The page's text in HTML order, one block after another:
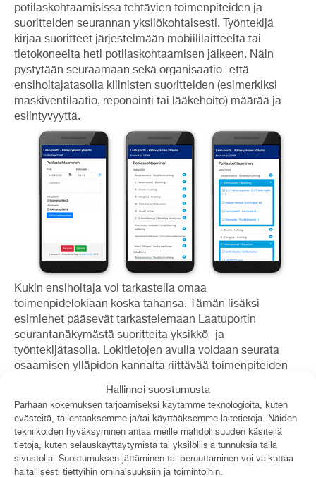
Hallinnoi suostumusta
Parhaan kokemuksen tarjoamiseksi käytämme teknologioita, kuten
evästeitä, tallentaaksemme ja/tai käyttääksemme laitetietoja. Näiden
tekniikoiden hyväksyminen antaa meille mahdollisuuden käsitellä
tietoja, kuten selauskäyttäytymistä tai yksilöllisiä tunnuksia tällä
sivustolla. Suostumuksen jättäminen tai peruuttaminen voi vaikuttaa
haitallisesti tiettyihin ominaisuuksiin ja toimintoihin.
potilaskohtaamisissa tehtävien toimenpiteiden ja
suoritteiden seurannan yksilökohtaisesti. Työntekijä
kirjaa suoritteet järjestelmään mobiililaitteelta tai
tietokoneelta heti potilaskohtaamisen jälkeen. Näin
pystytään seuraamaan sekä organisaatio- että
ensihoitajatasolla kliinisten suoritteiden (esimerkiksi
maskiventilaatio, reponointi tai lääkehoito) määrää ja
esiintyvyyttä.
Kukin ensihoitaja voi tarkastella omaa
toimenpidelokiaan koska tahansa. Tämän lisäksi
esimiehet pääsevät tarkastelemaan Laatuportin
seurantanäkymästä suoritteita yksikkö- ja
työntekijätasolla. Lokitietojen avulla voidaan seurata
osaamisen ylläpidon kannalta riittävää toimenpiteiden
Laatuportin automaattinen seuranta nostaa esiin
kertauskoulutustarpeet ja näin esimiestyö osaamisen
ylläpidossa on nopeampaa, helpompaa ja
varmempaa. Ensihoitajat pystyvät myös itse